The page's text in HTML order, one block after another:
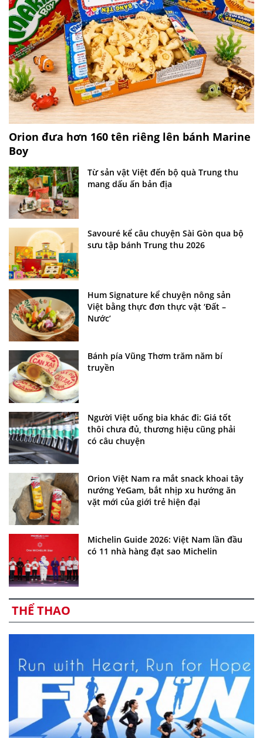
Orion đưa hơn 160 tên riêng lên bánh Marine
Boy
Từ sản vật Việt đến bộ quà Trung thu
mang dấu ấn bản địa
Savouré kể câu chuyện Sài Gòn qua bộ
sưu tập bánh Trung thu 2026
Hum Signature kể chuyện nông sản
Việt bằng thực đơn thực vật ‘Đất –
Nước’
Bánh pía Vũng Thơm trăm năm bí
truyền
Người Việt uống bia khác đi: Giá tốt
thôi chưa đủ, thương hiệu cũng phải
có câu chuyện
Orion Việt Nam ra mắt snack khoai tây
nướng YeGam, bắt nhịp xu hướng ăn
vặt mới của giới trẻ hiện đại
Michelin Guide 2026: Việt Nam lần đầu
có 11 nhà hàng đạt sao Michelin
THỂ THAO